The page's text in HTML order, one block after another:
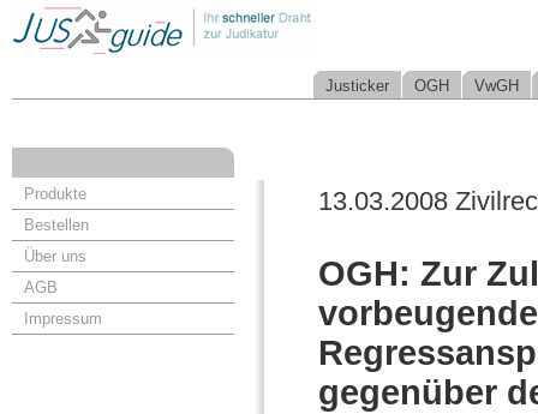
Justicker OGH VwGH
Produkte
Bestellen
Über uns
AGB
Impressum
13.03.2008
OGH: Zur
gegenüber